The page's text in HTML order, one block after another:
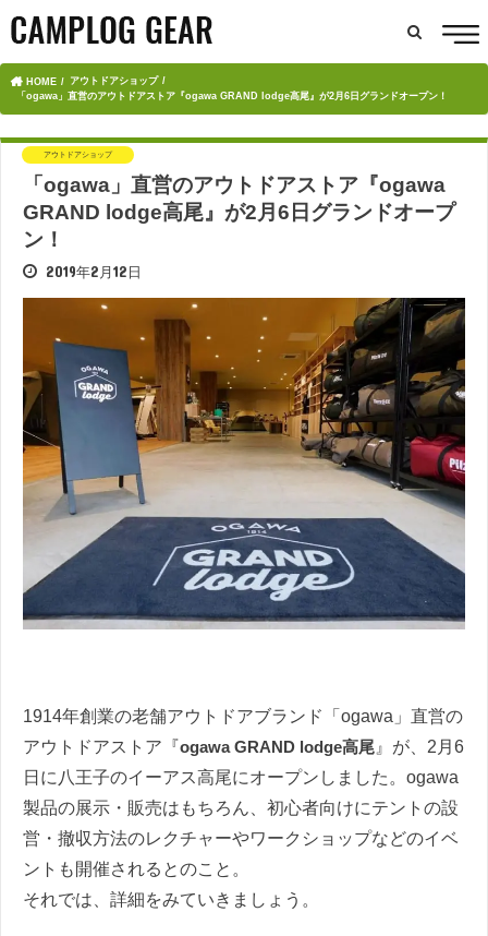
HOME
アウトドアショップ
「ogawa」直営のアウトドアストア『ogawa GRAND lodge高尾』が2月6日グランドオープン！
アウトドアショップ
「ogawa」直営のアウトドアストア『ogawa
GRAND lodge高尾』が2月6日グランドオープ
ン！
2019年2月12日
1914年創業の老舗アウトドアブランド「ogawa」直営の
アウトドアストア『ogawa GRAND lodge高尾 』が、2月6
日に八王子のイーアス高尾にオープンしました。ogawa
製品の展示・販売はもちろん、初心者向けにテントの設
営・撤収方法のレクチャーやワークショップなどのイベ
ントも開催されるとのこと。
それでは、詳細をみていきましょう。